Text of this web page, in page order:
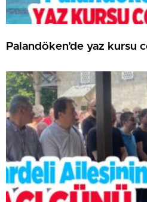
Palandöken’de yaz kursu